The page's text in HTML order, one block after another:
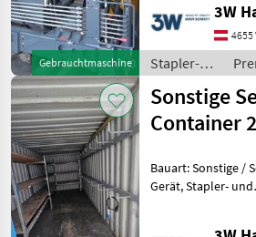
Marktplatz Händlerangebote
Gebrauchtmaschine
neu Lastmoment: ca. 27, 8
bis 28, 4 kNmMax.
hydraulische
3W
4655
Stapler-
und
Lagertechnik
/ Sonstige
Sonstige
Container
Bauart: Sonstige /
Gerät, Stapler- und